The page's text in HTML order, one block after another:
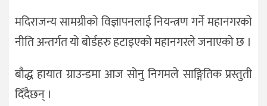
मदिराजन्य सामग्रीको विज्ञापनलाई नियन्त्रण गर्ने महानगरको
नीति अन्तर्गत यो बोर्डहरु हटाइएको महानगरले जनाएको छ ।
बौद्ध हायात ग्राउन्डमा आज सोनु निगमले साङ्गितिक प्रस्तुती
दिँदैछन् ।